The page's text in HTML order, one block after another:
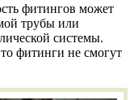
фитингов может
трубы или
системы.
фитинги не смогут